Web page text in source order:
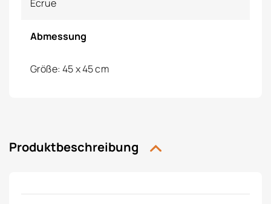
Ecrue
Abmessung
Größe: 45 x 45 cm
Produktbeschreibung